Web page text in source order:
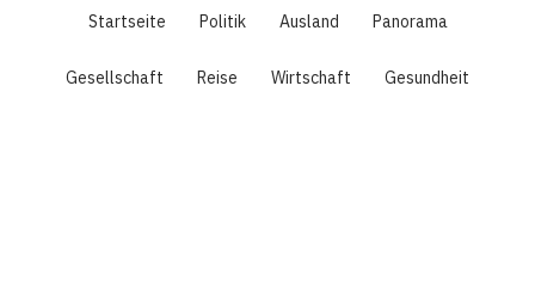
Startseite Politik Ausland Panorama
Gesellschaft Reise Wirtschaft Gesundheit